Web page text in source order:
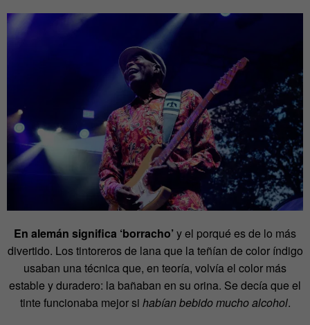
En alemán significa ‘borracho’ y el porqué es de lo más
divertido. Los tintoreros de lana que la teñían de color índigo
usaban una técnica que, en teoría, volvía el color más
estable y duradero: la bañaban en su orina. Se decía que el
tinte funcionaba mejor si habían bebido mucho alcohol.